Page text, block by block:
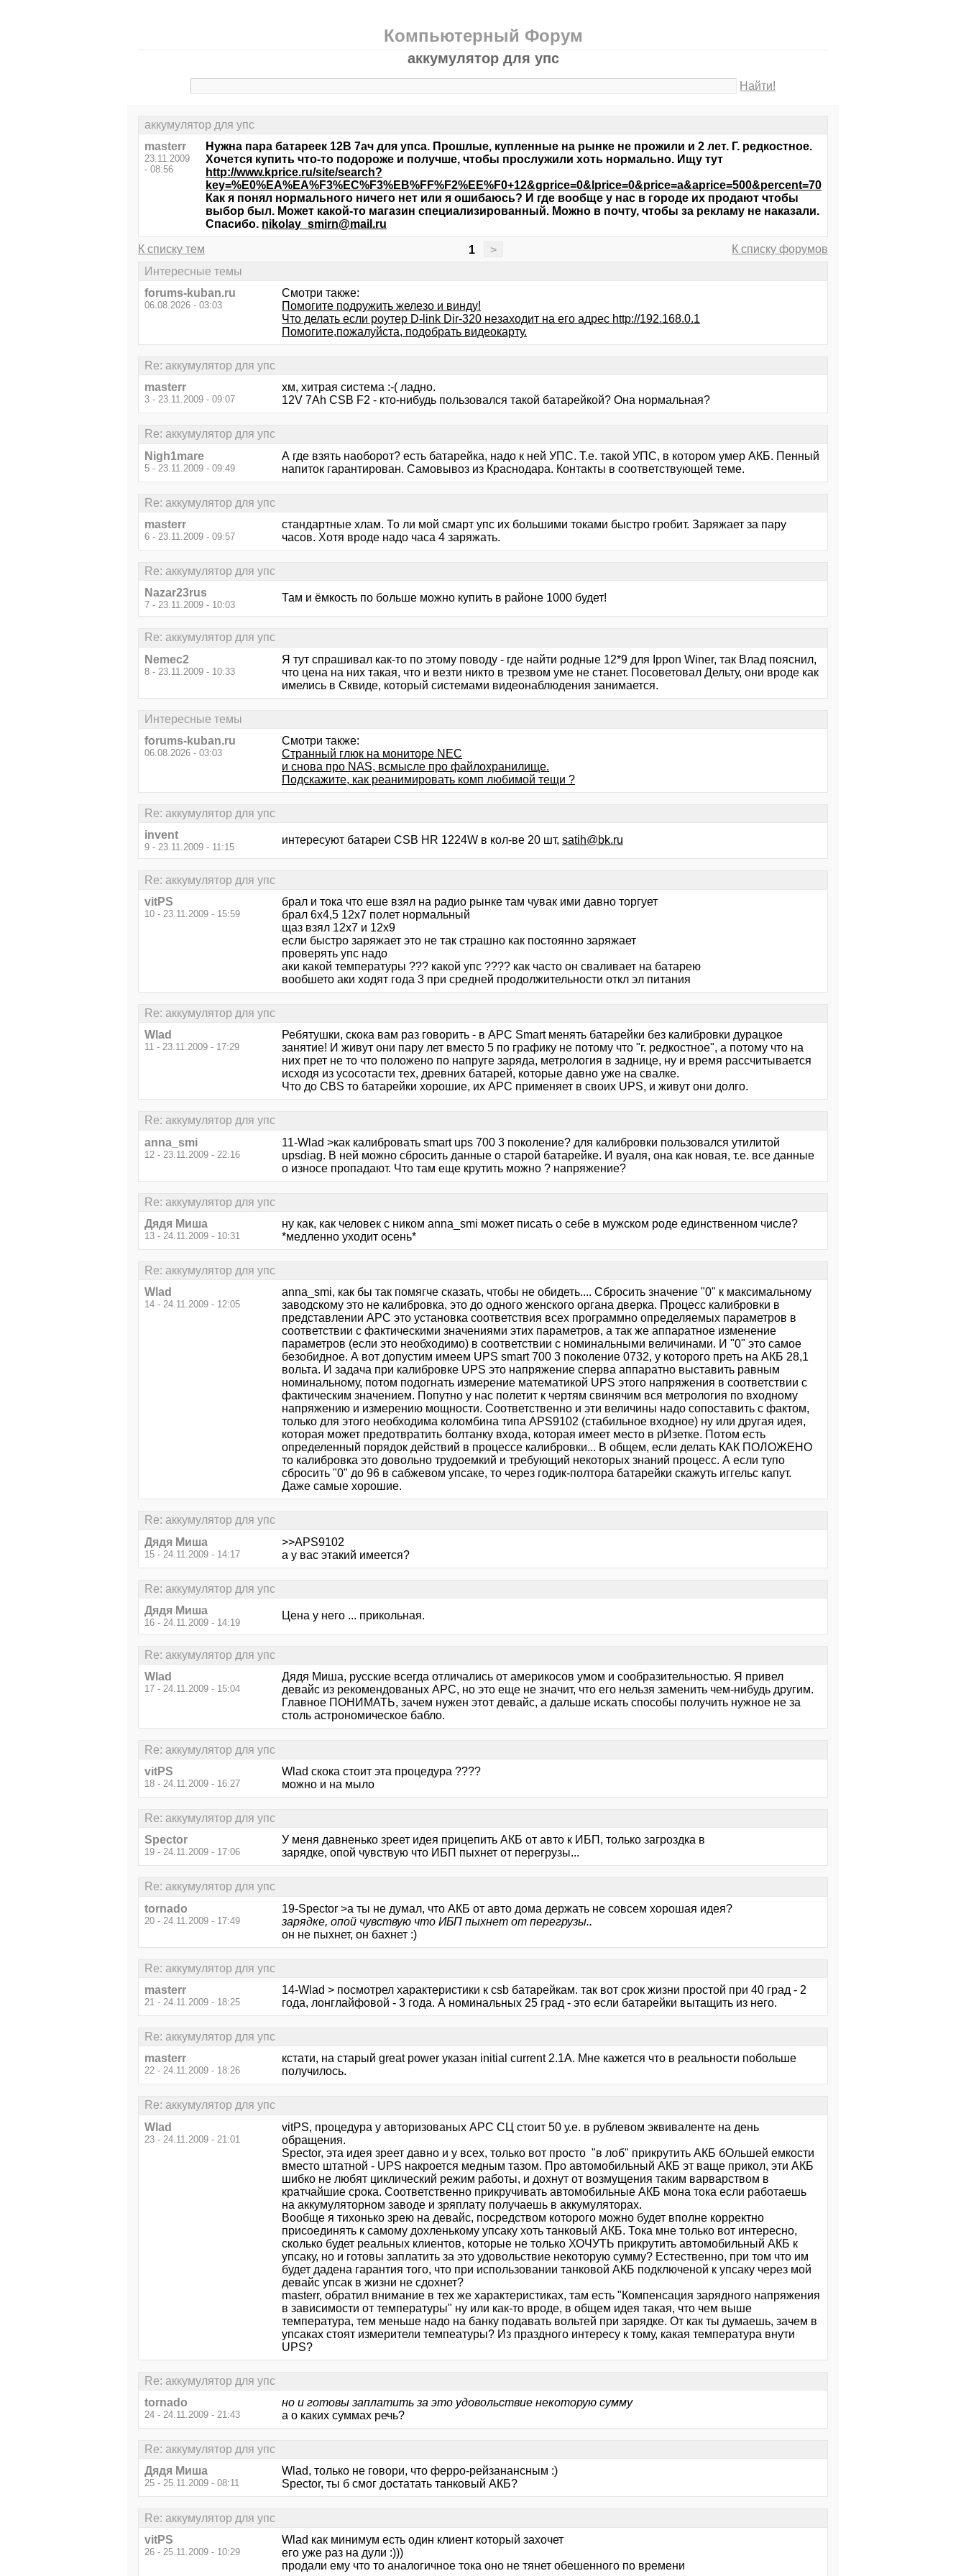
Компьютерный Форум
аккумулятор для упс
Найти!
аккумулятор для упс
masterr
23.11.2009
- 08:56
Нужна пара батареек 12В 7ач для упса. Прошлые, купленные на рынке не прожили и 2 лет. Г. редкостное.
Хочется купить что-то подороже и получше, чтобы прослужили хоть нормально. Ищу тут
http://www.kprice.ru/site/search?
key=%E0%EA%EA%F3%EC%F3%EB%FF%F2%EE%F0+12&gprice=0&lprice=0&price=a&aprice=500&percent=70
Как я понял нормального ничего нет или я ошибаюсь? И где вообще у нас в городе их продают чтобы
выбор был. Может какой-то магазин специализированный. Можно в почту, чтобы за рекламу не наказали.
Спасибо. nikolay_smirn@mail.ru
К списку тем 1 >
К списку форумов
Интересные темы
forums-kuban.ru
06.08.2026 - 03:03
Смотри также:
Помогите подружить железо и винду!
Что делать если роутер D-link Dir-320 незаходит на его адрес http://192.168.0.1
Помогите,пожалуйста, подобрать видеокарту.
Re: аккумулятор для упс
masterr
3 - 23.11.2009 - 09:07
хм, хитрая система :-( ладно.
12V 7Ah CSB F2 - кто-нибудь пользовался такой батарейкой? Она нормальная?
Re: аккумулятор для упс
Nigh1mare
5 - 23.11.2009 - 09:49
А где взять наоборот? есть батарейка, надо к ней УПС. Т.е. такой УПС, в котором умер АКБ. Пенный
напиток гарантирован. Самовывоз из Краснодара. Контакты в соответствующей теме.
Re: аккумулятор для упс
masterr
6 - 23.11.2009 - 09:57
стандартные хлам. То ли мой смарт упс их большими токами быстро гробит. Заряжает за пару
часов. Хотя вроде надо часа 4 заряжать.
Re: аккумулятор для упс
Nazar23rus
7 - 23.11.2009 - 10:03
Там и ёмкость по больше можно купить в районе 1000 будет!
Re: аккумулятор для упс
Nemec2
8 - 23.11.2009 - 10:33
Я тут спрашивал как-то по этому поводу - где найти родные 12*9 для Ippon Winer, так Влад пояснил,
что цена на них такая, что и везти никто в трезвом уме не станет. Посоветовал Дельту, они вроде как
имелись в Сквиде, который системами видеонаблюдения занимается.
Интересные темы
forums-kuban.ru
06.08.2026 - 03:03
Смотри также:
Странный глюк на мониторе NEC
и снова про NAS, всмысле про файлохранилище.
Подскажите, как реанимировать комп любимой тещи ?
Re: аккумулятор для упс
invent
9 - 23.11.2009 - 11:15
интересуют батареи CSB HR 1224W в кол-ве 20 шт, satih@bk.ru
Re: аккумулятор для упс
vitPS
10 - 23.11.2009 - 15:59
брал и тока что еше взял на радио рынке там чувак ими давно торгует
брал 6х4,5 12х7 полет нормальный
щаз взял 12х7 и 12х9
если быстро заряжает это не так страшно как постоянно заряжает
проверять упс надо
аки какой температуры ??? какой упс ???? как часто он сваливает на батарею
вообшето аки ходят года 3 при средней продолжительности откл эл питания
Re: аккумулятор для упс
Wlad
11 - 23.11.2009 - 17:29
Ребятушки, скока вам раз говорить - в АРС Smart менять батарейки без калибровки дурацкое
занятие! И живут они пару лет вместо 5 по графику не потому что "г. редкостное", а потому что на
них прет не то что положено по напруге заряда, метрология в заднице, ну и время рассчитывается
исходя из усосотасти тех, древних батарей, которые давно уже на свалке.
Что до CBS то батарейки хорошие, их АРС применяет в своих UPS, и живут они долго.
Re: аккумулятор для упс
anna_smi
12 - 23.11.2009 - 22:16
11-Wlad >как калибровать smart ups 700 3 поколение? для калибровки пользовался утилитой
upsdiag. В ней можно сбросить данные о старой батарейке. И вуаля, она как новая, т.е. все данные
о износе пропадают. Что там еще крутить можно ? напряжение?
Re: аккумулятор для упс
Дядя Миша
13 - 24.11.2009 - 10:31
ну как, как человек с ником anna_smi может писать о себе в мужском роде единственном числе?
*медленно уходит осень*
Re: аккумулятор для упс
Wlad
14 - 24.11.2009 - 12:05
anna_smi, как бы так помягче сказать, чтобы не обидеть.... Сбросить значение "0" к максимальному
заводскому это не калибровка, это до одного женского органа дверка. Процесс калибровки в
представлении АРС это установка соответствия всех программно определяемых параметров в
соответствии с фактическими значениями этих параметров, а так же аппаратное изменение
параметров (если это необходимо) в соответствии с номинальными величинами. И "0" это самое
безобидное. А вот допустим имеем UPS smart 700 3 поколение 0732, у которого преть на АКБ 28,1
вольта. И задача при калибровке UPS это напряжение сперва аппаратно выставить равным
номинальному, потом подогнать измерение математикой UPS этого напряжения в соответствии с
фактическим значением. Попутно у нас полетит к чертям свинячим вся метрология по входному
напряжению и измерению мощности. Соответственно и эти величины надо сопоставить с фактом,
только для этого необходима коломбина типа APS9102 (стабильное входное) ну или другая идея,
которая может предотвратить болтанку входа, которая имеет место в рИзетке. Потом есть
определенный порядок действий в процессе калибровки... В общем, если делать КАК ПОЛОЖЕНО
то калибровка это довольно трудоемкий и требующий некоторых знаний процесс. А если тупо
сбросить "0" до 96 в сабжевом упсаке, то через годик-полтора батарейки скажуть иггельс капут.
Даже самые хорошие.
Re: аккумулятор для упс
Дядя Миша
15 - 24.11.2009 - 14:17
>>APS9102
а у вас этакий имеется?
Re: аккумулятор для упс
Дядя Миша
16 - 24.11.2009 - 14:19
Цена у него ... прикольная.
Re: аккумулятор для упс
Wlad
17 - 24.11.2009 - 15:04
Дядя Миша, русские всегда отличались от америкосов умом и сообразительностью. Я привел
девайс из рекомендованых APC, но это еще не значит, что его нельзя заменить чем-нибудь другим.
Главное ПОНИМАТЬ, зачем нужен этот девайс, а дальше искать способы получить нужное не за
столь астрономическое бабло.
Re: аккумулятор для упс
vitPS
18 - 24.11.2009 - 16:27
Wlad скока стоит эта процедура ????
можно и на мыло
Re: аккумулятор для упс
Spector
19 - 24.11.2009 - 17:06
У меня давненько зреет идея прицепить АКБ от авто к ИБП, только загроздка в
зарядке, опой чувствую что ИБП пыхнет от перегрузы...
Re: аккумулятор для упс
tornado
20 - 24.11.2009 - 17:49
19-Spector >а ты не думал, что АКБ от авто дома держать не совсем хорошая идея?
зарядке, опой чувствую что ИБП пыхнет от перегрузы..
он не пыхнет, он бахнет :)
Re: аккумулятор для упс
masterr
21 - 24.11.2009 - 18:25
14-Wlad > посмотрел характеристики к csb батарейкам. так вот срок жизни простой при 40 град - 2
года, лонглайфовой - 3 года. А номинальных 25 град - это если батарейки вытащить из него.
Re: аккумулятор для упс
masterr
22 - 24.11.2009 - 18:26
кстати, на старый great power указан initial current 2.1A. Мне кажется что в реальности побольше
получилось.
Re: аккумулятор для упс
Wlad
23 - 24.11.2009 - 21:01
vitPS, процедура у авторизованых АРС СЦ стоит 50 у.е. в рублевом эквиваленте на день
обращения.
Spector, эта идея зреет давно и у всех, только вот просто "в лоб" прикрутить АКБ бОльшей емкости
вместо штатной - UPS накроется медным тазом. Про автомобильный АКБ эт ваще прикол, эти АКБ
шибко не любят циклический режим работы, и дохнут от возмущения таким варварством в
кратчайшие срока. Соответственно прикручивать автомобильные АКБ мона тока если работаешь
на аккумуляторном заводе и зряплату получаешь в аккумуляторах.
Вообще я тихонько зрею на девайс, посредством которого можно будет вполне корректно
присоединять к самому дохленькому упсаку хоть танковый АКБ. Тока мне только вот интересно,
сколько будет реальных клиентов, которые не только ХОЧУТЬ прикрутить автомобильный АКБ к
упсаку, но и готовы заплатить за это удовольствие некоторую сумму? Естественно, при том что им
будет дадена гарантия того, что при использовании танковой АКБ подключеной к упсаку через мой
девайс упсак в жизни не сдохнет?
masterr, обратил внимание в тех же характеристиках, там есть "Компенсация зарядного напряжения
в зависимости от температуры" ну или как-то вроде, в общем идея такая, что чем выше
температура, тем меньше надо на банку подавать вольтей при зарядке. От как ты думаешь, зачем в
упсаках стоят измерители темпеатуры? Из праздного интересу к тому, какая температура внути
UPS?
Re: аккумулятор для упс
tornado
24 - 24.11.2009 - 21:43
но и готовы заплатить за это удовольствие некоторую сумму
а о каких суммах речь?
Re: аккумулятор для упс
Дядя Миша
25 - 25.11.2009 - 08:11
Wlad, только не говори, что ферро-рейзанансным :)
Spector, ты б смог достатать танковый АКБ?
Re: аккумулятор для упс
vitPS
26 - 25.11.2009 - 10:29
Wlad как минимум есть один клиент который захочет
его уже раз на дули :)))
продали ему что то аналогичное тока оно не тянет обешенного по времени